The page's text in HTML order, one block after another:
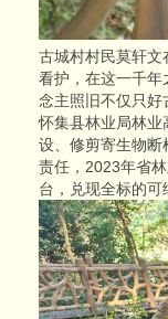
古城村村民莫轩文
看护，在这一千年
念主照旧不仅只好
怀集县林业局林
设、修剪寄生物
责任，2023年省
台，兑现全标的可